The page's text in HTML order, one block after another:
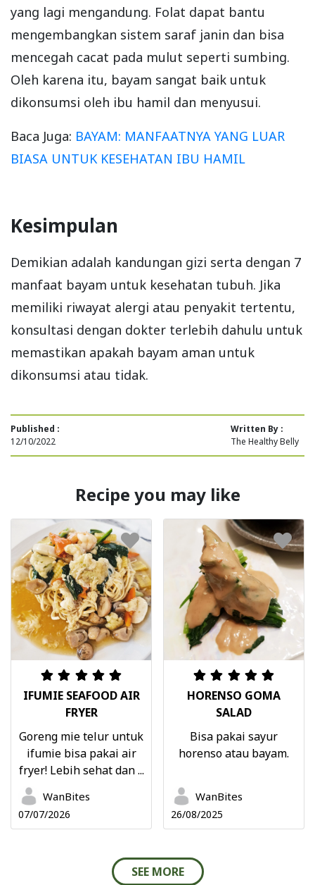
yang lagi mengandung. Folat dapat bantu
mengembangkan sistem saraf janin dan bisa
mencegah cacat pada mulut seperti sumbing.
Oleh karena itu, bayam sangat baik untuk
dikonsumsi oleh ibu hamil dan menyusui.
Baca Juga: BAYAM: MANFAATNYA YANG LUAR
BIASA UNTUK KESEHATAN IBU HAMIL
Kesimpulan
Demikian adalah kandungan gizi serta dengan 7
manfaat bayam untuk kesehatan tubuh. Jika
memiliki riwayat alergi atau penyakit tertentu,
konsultasi dengan dokter terlebih dahulu untuk
memastikan apakah bayam aman untuk
dikonsumsi atau tidak.
Published :
12/10/2022
Written By :
The Healthy Belly
Recipe you may like
IFUMIE SEAFOOD AIR
FRYER
Goreng mie telur untuk
ifumie bisa pakai air
fryer! Lebih sehat dan ...
WanBites
07/07/2026
HORENSO GOMA
SALAD
Bisa pakai sayur
horenso atau bayam.
WanBites
26/08/2025
SEE MORE